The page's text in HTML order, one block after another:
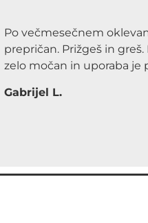
Po večmesečnem
prepričan. Prižgeš in
zelo močan in uporaba je
Gabrijel L.